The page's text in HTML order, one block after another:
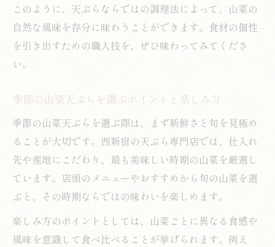
山菜天ぷらを味わうためのおすすめの流れ
西新宿で山菜天ぷらを楽しむポイント
天ぷら専門店で堪能する山菜の旬
西新宿で見つける山菜天ぷらの名店の選び
このように、天ぷらならではの調理法によって、山菜の
自然な風味を存分に味わうことができます。食材の個性
を引き出すための職人技を、ぜひ味わってみてくださ
い。
季節の山菜天ぷらを選ぶポイントと楽しみ方
季節の山菜天ぷらを選ぶ際は、まず新鮮さと旬を見極め
ることが大切です。西新宿の天ぷら専門店では、仕入れ
先や産地にこだわり、最も美味しい時期の山菜を厳選し
ています。店頭のメニューやおすすめから旬の山菜を選
ぶと、その時期ならではの味わいを楽しめます。
楽しみ方のポイントとしては、山菜ごとに異なる食感や
風味を意識して食べ比べることが挙げられます。例え